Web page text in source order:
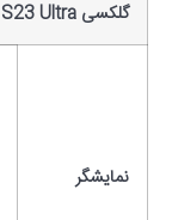
گلکسی S23 Ultra
نمایشگر